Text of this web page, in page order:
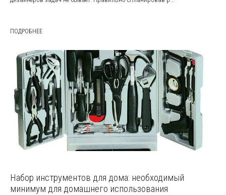
ПОДРОБНЕЕ
Набор инструментов для дома: необходимый
минимум для домашнего использования